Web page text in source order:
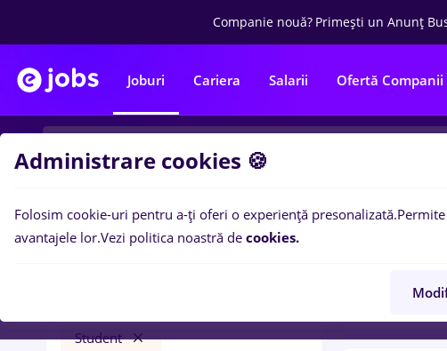
Companie nouă? Primești un Anunț
Joburi Cariera Salarii Ofertă Companii
Filtre
Student
0locuri
Administrare cookies 🍪
Folosim cookie-uri pentru a-ți oferi o experiență presonalizată.
avantajele lor.Vezi politica noastră de cookies.